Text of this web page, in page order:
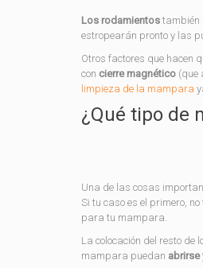
Los rodamientos también
estropearán pronto y las
Otros factores que hacen
con cierre magnético (que
limpieza de la mampara
¿Qué tipo de
Una de las cosas
Si tu caso es el primero,
para tu mampara.
La colocación del resto de
mampara puedan abrirse